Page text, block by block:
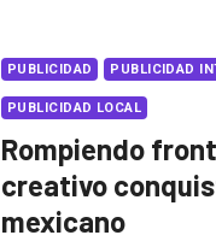
PUBLICIDAD PUBLICIDAD
PUBLICIDAD LOCAL
Rompiendo
creativo
mexicano